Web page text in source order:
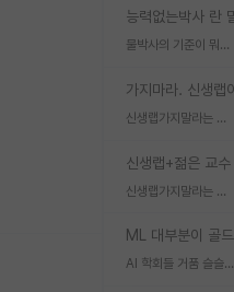
물박사의 기준이 뭐임?
신생랩가지말라는 이유가 있었구나
신생랩가지말라는 이유가 있었구나
AI 학회들 거품 슬슬 지적이 나오네요